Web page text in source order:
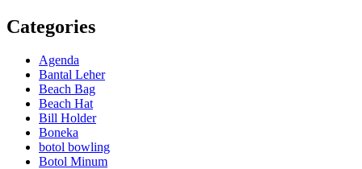
Categories
Agenda
Bantal Leher
Beach Bag
Beach Hat
Bill Holder
Boneka
botol bowling
Botol Minum